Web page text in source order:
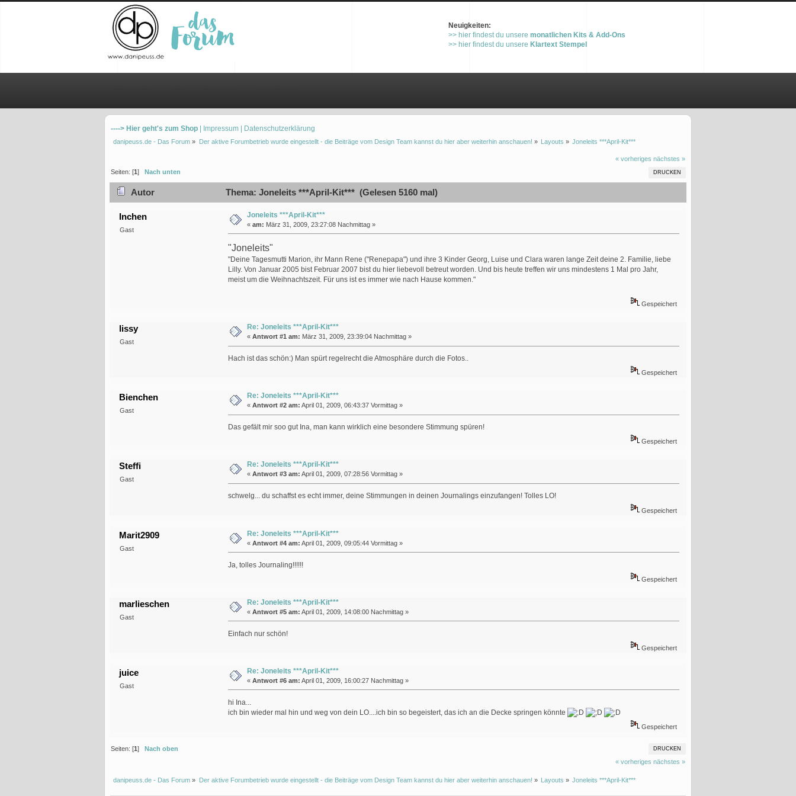
Neuigkeiten:
>> hier findest du unsere monatlichen Kits & Add-Ons
>> hier findest du unsere Klartext Stempel
----> Hier geht's zum Shop | Impressum | Datenschutzerklärung
danipeuss.de - Das Forum » Der aktive Forumbetrieb wurde eingestellt - die Beiträge vom Design Team kannst du hier aber weiterhin anschauen! » Layouts » Joneleits ***April-Kit***
« vorheriges nächstes »
DRUCKEN
Seiten: [1] Nach unten
Autor Thema: Joneleits ***April-Kit*** (Gelesen 5160 mal)
Inchen
Gast
Joneleits ***April-Kit***
« am: März 31, 2009, 23:27:08 Nachmittag »
"Joneleits"
"Deine Tagesmutti Marion, ihr Mann Rene ("Renepapa") und ihre 3 Kinder Georg, Luise und Clara waren lange Zeit deine 2. Familie, liebe
Lilly. Von Januar 2005 bist Februar 2007 bist du hier liebevoll betreut worden. Und bis heute treffen wir uns mindestens 1 Mal pro Jahr,
meist um die Weihnachtszeit. Für uns ist es immer wie nach Hause kommen."
Gespeichert
lissy
Gast
Re: Joneleits ***April-Kit***
« Antwort #1 am: März 31, 2009, 23:39:04 Nachmittag »
Hach ist das schön:) Man spürt regelrecht die Atmosphäre durch die Fotos..
Gespeichert
Bienchen
Gast
Re: Joneleits ***April-Kit***
« Antwort #2 am: April 01, 2009, 06:43:37 Vormittag »
Das gefält mir soo gut Ina, man kann wirklich eine besondere Stimmung spüren!
Gespeichert
Steffi
Gast
Re: Joneleits ***April-Kit***
« Antwort #3 am: April 01, 2009, 07:28:56 Vormittag »
schwelg... du schaffst es echt immer, deine Stimmungen in deinen Journalings einzufangen! Tolles LO!
Gespeichert
Marit2909
Gast
Re: Joneleits ***April-Kit***
« Antwort #4 am: April 01, 2009, 09:05:44 Vormittag »
Ja, tolles Journaling!!!!!!
Gespeichert
marlieschen
Gast
Re: Joneleits ***April-Kit***
« Antwort #5 am: April 01, 2009, 14:08:00 Nachmittag »
Einfach nur schön!
Gespeichert
juice
Gast
Re: Joneleits ***April-Kit***
« Antwort #6 am: April 01, 2009, 16:00:27 Nachmittag »
hi Ina...
ich bin wieder mal hin und weg von dein LO....ich bin so begeistert, das ich an die Decke springen könnte
Gespeichert
DRUCKEN
Seiten: [1]Nach oben
« vorheriges nächstes »
danipeuss.de - Das Forum » Der aktive Forumbetrieb wurde eingestellt - die Beiträge vom Design Team kannst du hier aber weiterhin anschauen! » Layouts » Joneleits ***April-Kit***